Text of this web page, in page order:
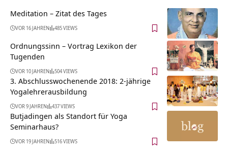
Meditation – Zitat des Tages
VOR 16 JAHREN 485 VIEWS
Ordnungssinn – Vortrag Lexikon der
Tugenden
VOR 10 JAHREN 504 VIEWS
3. Abschlusswochenende 2018: 2-jährige
Yogalehrerausbildung
VOR 9 JAHREN 437 VIEWS
Butjadingen als Standort für Yoga
Seminarhaus?
VOR 19 JAHREN 516 VIEWS